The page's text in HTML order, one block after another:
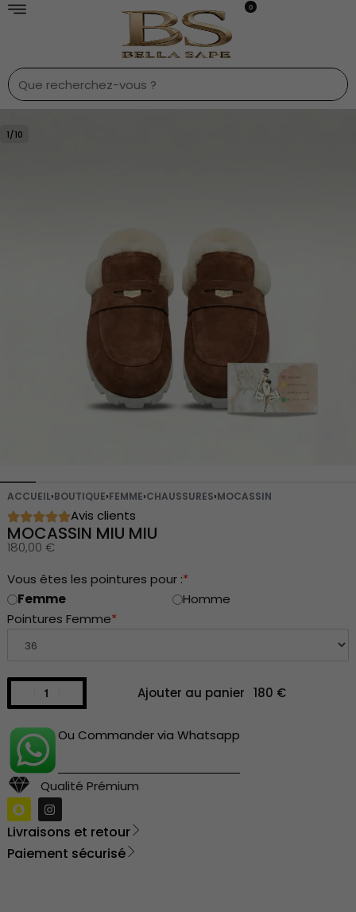
0
1/10
ACCUEIL›BOUTIQUE›FEMME›CHAUSSURES›MOCASSIN
Avis clients
MOCASSIN MIU MIU
180,00 €
*
Vous êtes les pointures pour :
Femme
Homme
*
Pointures Femme
Ajouter au panier
Ou Commander via Whatsapp
Qualité Prémium
Livraisons et retour
Paiement sécurisé